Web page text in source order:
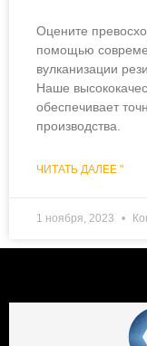
Оцените
помощью
вулканизации
Наше
обеспечивает
производства.
ЧИТАТЬ ДАЛЕЕ "
1 ноября, 2023